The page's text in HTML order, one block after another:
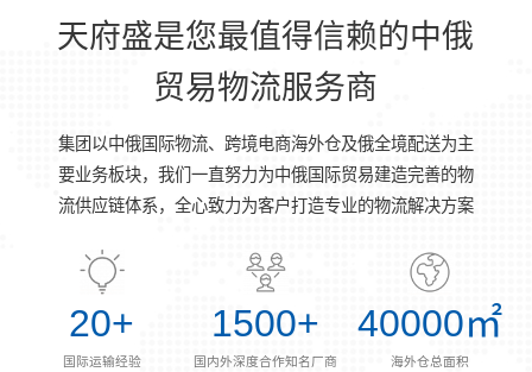
天府盛是您最值得信赖的中俄
贸易物流服务商
集团以中俄国际物流、跨境电商海外仓及俄全境配送为主
要业务板块，我们一直努力为中俄国际贸易建造完善的物
流供应链体系，全心致力为客户打造专业的物流解决方案
20+
国际运输经验
1500+
国内外深度合作知名厂商
40000㎡
海外仓总面积